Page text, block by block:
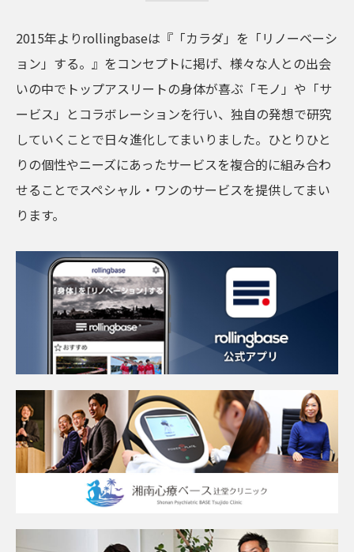
2015年よりrollingbaseは『「カラダ」を「リノーベーシ
ョン」する。』をコンセプトに掲げ、様々な人との出会
いの中でトップアスリートの身体が喜ぶ「モノ」や「サ
ービス」とコラボレーションを行い、独自の発想で研究
していくことで日々進化してまいりました。ひとりひと
りの個性やニーズにあったサービスを複合的に組み合わ
せることでスペシャル・ワンのサービスを提供してまい
ります。